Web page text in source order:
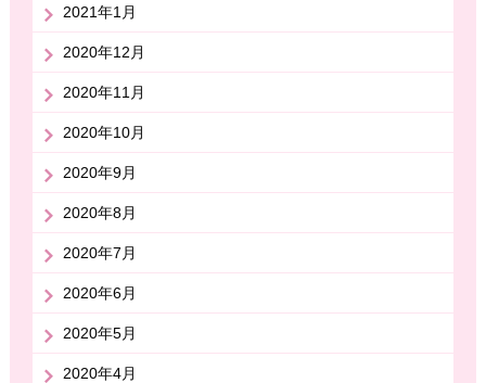
2021年1月
2020年12月
2020年11月
2020年10月
2020年9月
2020年8月
2020年7月
2020年6月
2020年5月
2020年4月